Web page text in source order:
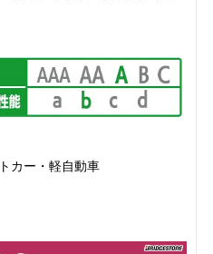
カー・軽自動車